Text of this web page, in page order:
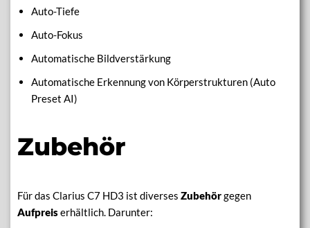
Auto-Tiefe
Auto-Fokus
Automatische Bildverstärkung
Automatische Erkennung von Körperstrukturen (Auto
Preset AI)
Zubehör
Für das Clarius C7 HD3 ist diverses Zubehörgegen
Aufpreiserhältlich. Darunter: